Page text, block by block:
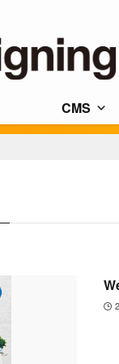
CMS